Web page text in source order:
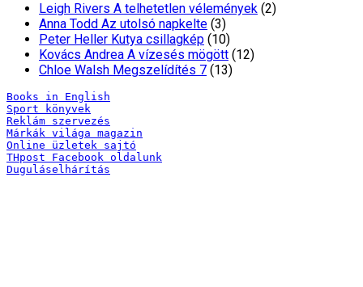
Leigh Rivers A telhetetlen vélemények (2)
Anna Todd Az utolsó napkelte (3)
Peter Heller Kutya csillagkép (10)
Kovács Andrea A vízesés mögött (12)
Chloe Walsh Megszelídítés 7 (13)
Books in English
Sport könyvek
Reklám szervezés
Márkák világa magazin
Online üzletek sajtó
THpost Facebook oldalunk
Duguláselhárítás